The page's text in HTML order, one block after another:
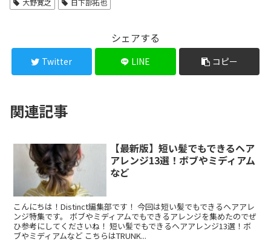
大野寛之
日下部拓也
シェアする
Twitter LINE コピー
関連記事
【最新版】短い髪でもできるヘア
アレンジ13選！ボブやミディアム
など
こんにちは！Distinct編集部です！ 今回は短い髪でもできるヘアアレ
ンジ特集です。 ボブやミディアムでもできるアレンジを集めたのでぜ
ひ参考にしてくださいね！ 短い髪でもできるヘアアレンジ13選！ボ
ブやミディアムなど こちらはTRUNK...